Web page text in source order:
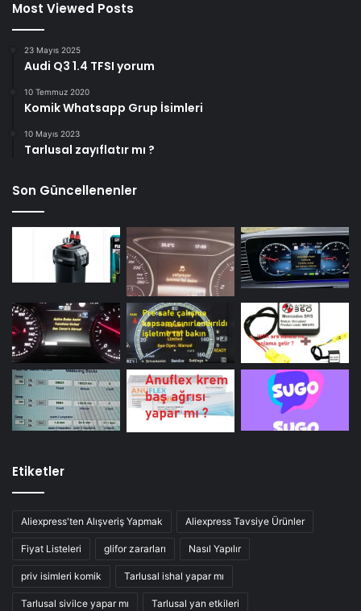
Most Viewed Posts
23 Mayıs 2025
Audi Q3 1.4 TFSI yorum
10 Temmuz 2020
Komik Whatsapp Grup İsimleri
10 Mayıs 2023
Tarlusal zayıflatır mı ?
Son Güncellenenler
Etiketler
Aliexpress'ten Alışveriş Yapmak Aliexpress Tavsiye Ürünler
Fiyat Listeleri glifor zararları Nasıl Yapılır
priv isimleri komik Tarlusal ishal yapar mı
Tarlusal sivilce yapar mı Tarlusal yan etkileri